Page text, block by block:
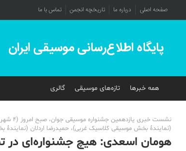
صفحه اصلی درباره ما تاریخچه انجمن تماس با ما
پایگاه اطلاع‌رسانی موسیقی ایران
همه خبرها تازه‌های موسیقی گالری
نشست
(نمایندۀ بخش موسیقی کلاسیک غربی)، حمیدرضا اردلان (نمایندۀ
هومان اسعدی: هیچ جشنواره‌ای در